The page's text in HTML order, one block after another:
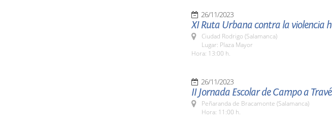
26/11/2023
XI Ruta Urbana contra la violencia
Ciudad Rodrigo (Salamanca)
Lugar: Plaza Mayor
Hora: 13:00 h.
26/11/2023
II Jornada Escolar de Campo a
Peñaranda de Bracamonte (Salamanca)
Hora: 11:00 h.